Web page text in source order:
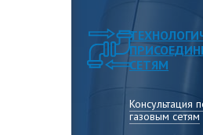
СЕТЯМ
Консультация
газовым сетям